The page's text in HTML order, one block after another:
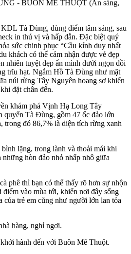
- BUÔN MÊ THUỘT (Ăn sáng,
Tà Đùng, dùng điểm tâm sáng, sau
in thú vị và hấp dẫn. Đặc biệt quý
sức chinh phục “Cầu kính duy nhất
khách có thể cảm nhận được vẻ đẹp
nhiên tuyệt đẹp ẩn mình dưới ngọn đồi
trĩu hạt. Ngắm Hồ Tà Đùng như mặt
núi rừng Tây Nguyên hoang sơ khiến
đặt chân đến.
khám phá Vịnh Hạ Long Tây
quyển Tà Đùng, gồm 47 ốc đảo lớn
trong đó 86,7% là diện tích rừng xanh
lặng, trong lành và thoải mái khi
hòn đảo nhỏ nhấp nhô giữa
phê thì bạn có thể thấy rõ hơn sự nhộn
vào mùa tới, khiến nơi đây sống
của trẻ em cũng như người lớn lan tỏa
hàng, nghỉ ngơi.
hành đến với Buôn Mê Thuột.